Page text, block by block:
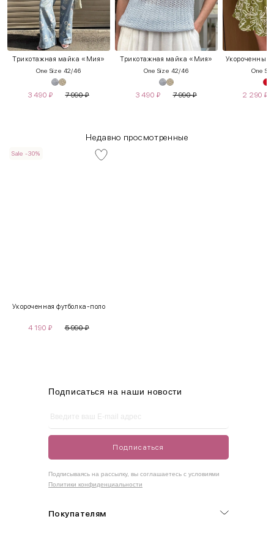
Трикотажная майка «Мия»
One Size 42/46
3 490 ₽ 7 990₽
Трикотажная майка «Мия»
One Size 42/46
3 490 ₽ 7 990₽
Укороченный
One
2 290 ₽
Недавно просмотренные
Sale -30%
Укороченная футболка-поло
4 190 ₽ 5 990₽
S 42-44
42-50
Как правильно себя обмерить
Измеряется по самым выступающим точкам.
Покупателям
Подписаться на наши новости
Подписаться
Подписываясь на рассылку, вы соглашаетесь с условиями
Политики конфиденциальности